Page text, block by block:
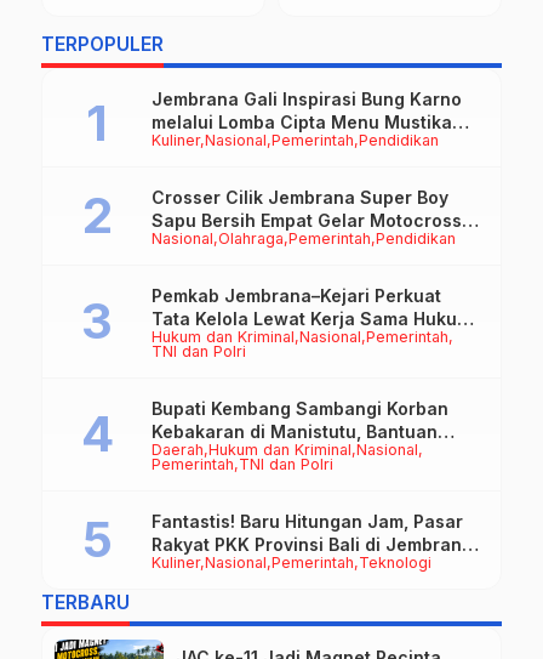
TERPOPULER
Kuliner Nasional Pemerintah Pendidikan
Jembrana Gali Inspirasi Bung Karno
melalui Lomba Cipta Menu Mustika
Rasa
Nasional Olahraga Pemerintah Pendidikan
Crosser Cilik Jembrana Super Boy
Sapu Bersih Empat Gelar Motocross
50cc
Hukum dan Kriminal Nasional Pemerintah
TNI dan Polri
Pemkab Jembrana–Kejari Perkuat
Tata Kelola Lewat Kerja Sama Hukum
Datun
Daerah Hukum dan Kriminal Nasional
Pemerintah TNI dan Polri
Bupati Kembang Sambangi Korban
Kebakaran di Manistutu, Bantuan
Disalurkan untuk Ringankan Beban
Kuliner Nasional Pemerintah Teknologi
Fantastis! Baru Hitungan Jam, Pasar
Rakyat PKK Provinsi Bali di Jembrana
Raup Omzet Ratusan Juta
TERBARU